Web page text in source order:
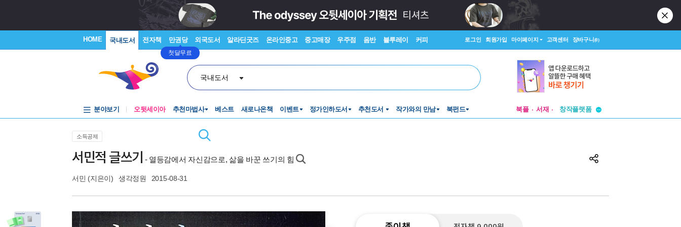
HOME 국내도서 전자책 만권당
첫달무료
외국도서 알라딘굿즈 온라인중고 중고매장 우주점 음반 블루레이 커피 로그인 회원가입 마이페이지 고객센터 장바구니(0)
국내도서
분야보기 오뒷세이아 추천마법사 베스트 새로나온책 이벤트 정가인하도서 추천도서 작가와의 만남 북펀드 북플 서재
창작플랫폼
소득공제
서민적 글쓰기 - 열등감에서 자신감으로, 삶을 바꾼 쓰기의 힘
서민 (지은이) 생각정원 2015-08-31